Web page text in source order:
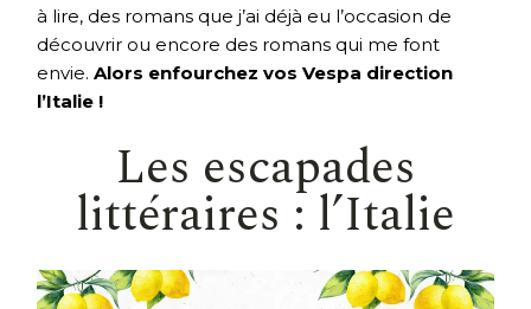
à lire, des romans que j’ai déjà eu l’occasion de
découvrir ou encore des romans qui me font
envie. Alors enfourchez vos Vespa direction
l’Italie !
Les escapades
littéraires : l’Italie